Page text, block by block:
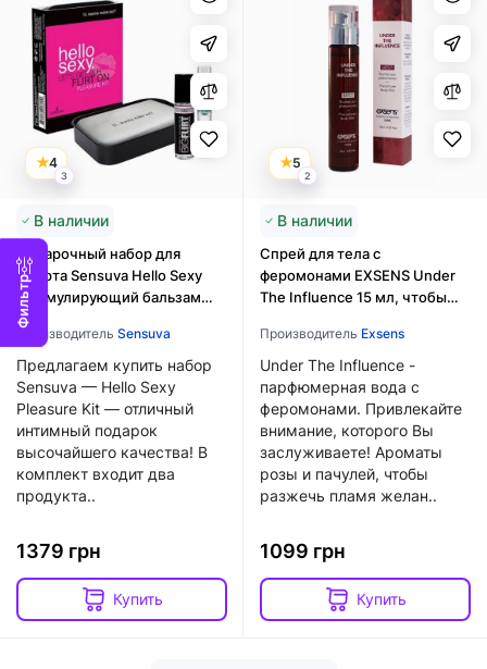
Фильтр
4
3
В наличии
Подарочный набор для
флирта Sensuva Hello Sexy
(стимулирующий бальзам
для губ и феромоны)
Производитель Sensuva
Предлагаем купить набор
Sensuva — Hello Sexy
Pleasure Kit — отличный
интимный подарок
высочайшего качества! В
комплект входит два
продукта..
1379 грн
Купить
5
2
В наличии
Спрей для тела с
феромонами EXSENS Under
The Influence 15 мл, чтобы
Производитель Exsens
Under The Influence -
парфюмерная вода с
феромонами. Привлекайте
внимание, которого Вы
заслуживаете! Ароматы
розы и пачулей, чтобы
разжечь пламя желан..
1099 грн
Купить